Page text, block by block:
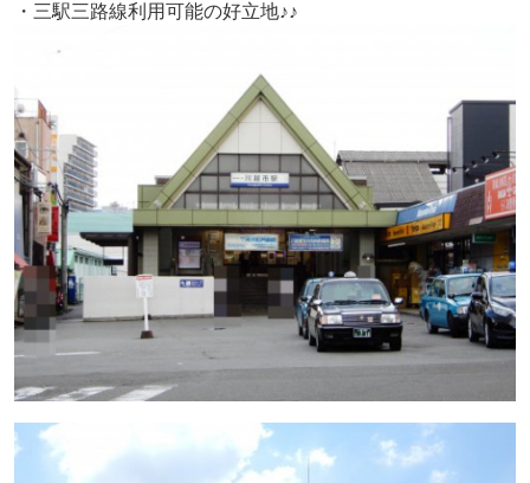
・三駅三路線利用可能の好立地♪♪